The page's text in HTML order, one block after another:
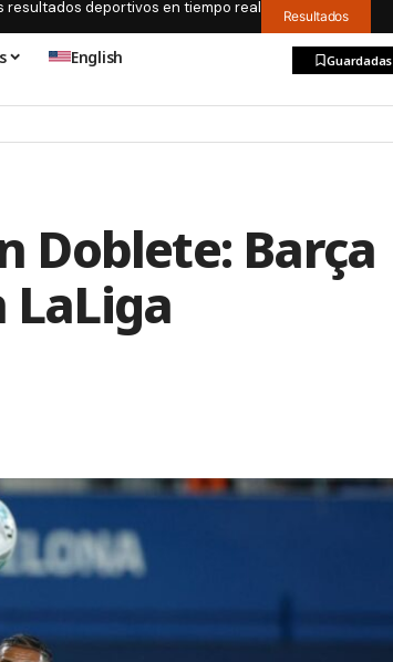
resultados deportivos en tiempo real Resultados
English Guardadas
Doblete: Barça
LaLiga